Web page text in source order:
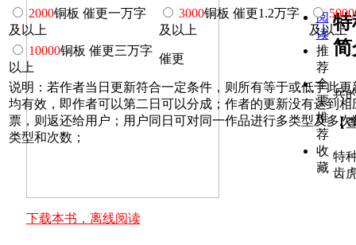
2000铜板 催更一万字
及以上
3000铜板 催更1.2万字
及以上
5000
及以上
10000铜板 催更三万字
以上
催更
说明：若作者当日更新符合一定条件，则所有等于或低于此
均有效，即作者可以第二日可以分成；作者的更新没有达到
票，则返还给用户；用户同日可对同一作品进行多类型及多
类型和次数；
下载本书，离线阅读
阅
读
推
荐
全
票
推
荐
收
藏
兵
【
特
齿